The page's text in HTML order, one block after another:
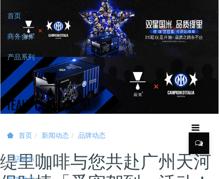
首页
商务合作
产品系列
门店展示
首页 新闻动态 品牌动态
缇里咖啡与您共赴广州天河